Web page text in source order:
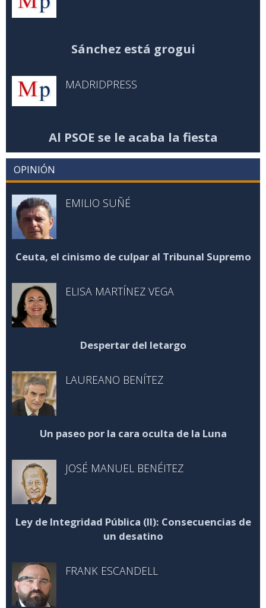
Sánchez está grogui
MADRIDPRESS
Al PSOE se le acaba la fiesta
OPINIÓN
EMILIO SUÑÉ
Ceuta, el cinismo de culpar al Tribunal Supremo
ELISA MARTÍNEZ VEGA
Despertar del letargo
LAUREANO BENÍTEZ
Un paseo por la cara oculta de la Luna
JOSÉ MANUEL BENÉITEZ
Ley de Integridad Pública (II): Consecuencias de
un desatino
FRANK ESCANDELL